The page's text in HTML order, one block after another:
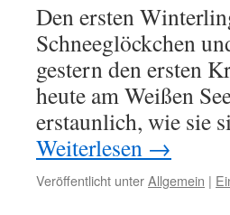
Den ersten
Schneeglöckchen
gestern den ersten
heute am Weißen
erstaunlich, wie sie
Weiterlesen →
Veröffentlicht unterAllgemein |